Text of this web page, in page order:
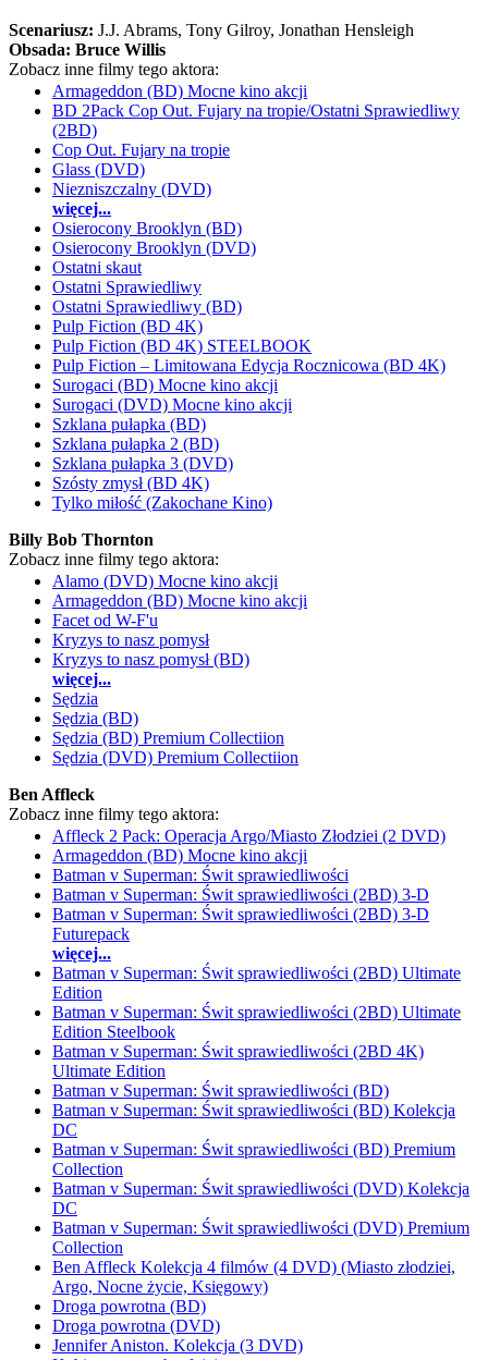
Scenariusz: J.J. Abrams, Tony Gilroy, Jonathan Hensleigh
Obsada: Bruce Willis
Zobacz inne filmy tego aktora:
Armageddon (BD) Mocne kino akcji
BD 2Pack Cop Out. Fujary na tropie/Ostatni Sprawiedliwy
(2BD)
Cop Out. Fujary na tropie
Glass (DVD)
Niezniszczalny (DVD)
więcej...
Osierocony Brooklyn (BD)
Osierocony Brooklyn (DVD)
Ostatni skaut
Ostatni Sprawiedliwy
Ostatni Sprawiedliwy (BD)
Pulp Fiction (BD 4K)
Pulp Fiction (BD 4K) STEELBOOK
Pulp Fiction – Limitowana Edycja Rocznicowa (BD 4K)
Surogaci (BD) Mocne kino akcji
Surogaci (DVD) Mocne kino akcji
Szklana pułapka (BD)
Szklana pułapka 2 (BD)
Szklana pułapka 3 (DVD)
Szósty zmysł (BD 4K)
Tylko miłość (Zakochane Kino)
Billy Bob Thornton
Zobacz inne filmy tego aktora:
Alamo (DVD) Mocne kino akcji
Armageddon (BD) Mocne kino akcji
Facet od W-F'u
Kryzys to nasz pomysł
Kryzys to nasz pomysł (BD)
więcej...
Sędzia
Sędzia (BD)
Sędzia (BD) Premium Collectiion
Sędzia (DVD) Premium Collectiion
Ben Affleck
Zobacz inne filmy tego aktora:
Affleck 2 Pack: Operacja Argo/Miasto Złodziei (2 DVD)
Armageddon (BD) Mocne kino akcji
Batman v Superman: Świt sprawiedliwości
Batman v Superman: Świt sprawiedliwości (2BD) 3-D
Batman v Superman: Świt sprawiedliwości (2BD) 3-D
Futurepack
więcej...
Batman v Superman: Świt sprawiedliwości (2BD) Ultimate
Edition
Batman v Superman: Świt sprawiedliwości (2BD) Ultimate
Edition Steelbook
Batman v Superman: Świt sprawiedliwości (2BD 4K)
Ultimate Edition
Batman v Superman: Świt sprawiedliwości (BD)
Batman v Superman: Świt sprawiedliwości (BD) Kolekcja
DC
Batman v Superman: Świt sprawiedliwości (BD) Premium
Collection
Batman v Superman: Świt sprawiedliwości (DVD) Kolekcja
DC
Batman v Superman: Świt sprawiedliwości (DVD) Premium
Collection
Ben Affleck Kolekcja 4 filmów (4 DVD) (Miasto złodziei,
Argo, Nocne życie, Księgowy)
Droga powrotna (BD)
Droga powrotna (DVD)
Jennifer Aniston. Kolekcja (3 DVD)